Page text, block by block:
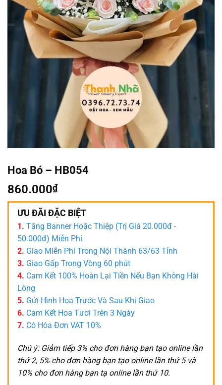
Hoa Bó – HB054
860.000₫
ƯU ĐÃI ĐẶC BIỆT
1. Tặng Banner Hoặc Thiệp (Trị Giá 20.000đ -
50.000đ) Miễn Phí
2. Giao Miễn Phí Trong Nội Thành 63/63 Tỉnh
3. Giao Gấp Trong Vòng 60 phút
4. Cam Kết 100% Hoàn Lại Tiền Nếu Bạn Không Hài
Lòng
5. Gửi Hình Hoa Trước Và Sau Khi Giao
6. Cam Kết Hoa Tươi Trên 3 Ngày
7. Có Hóa Đơn VAT 10%
Chú ý: Giảm tiếp 3% cho đơn hàng bạn tạo online lần
thứ 2, 5% cho đơn hàng bạn tạo online lần thứ 5 và
10% cho đơn hàng bạn tạ online lần thứ 10.